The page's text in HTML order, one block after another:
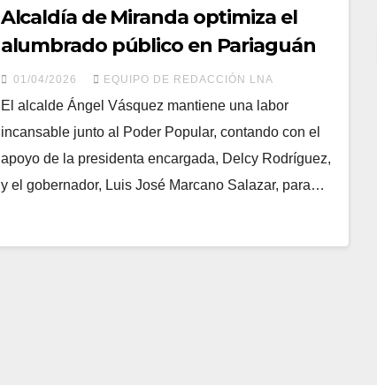
Alcaldía de Miranda optimiza el
alumbrado público en Pariaguán
01/04/2026 EQUIPO DE REDACCIÓN LNA
​El alcalde Ángel Vásquez mantiene una labor
incansable junto al Poder Popular, contando con el
apoyo de la presidenta encargada, Delcy Rodríguez,
y el gobernador, Luis José Marcano Salazar, para…